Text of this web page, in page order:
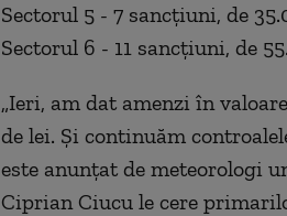
Sectorul 5 - 7 sancţiuni, de
Sectorul 6 - 11 sancţiuni, de
„Ieri, am dat amenzi în
de lei. Şi continuăm
este anunţat de meteorologi
Ciprian Ciucu le cere